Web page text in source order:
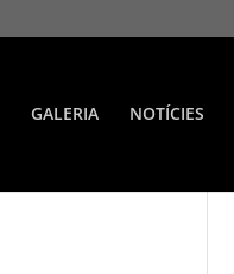
GALERIA NOTÍCIES